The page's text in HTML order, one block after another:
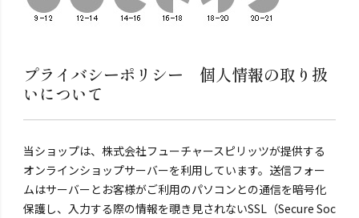
プライバシーポリシー 個人情報の取り扱
いについて
当ショップは、株式会社フューチャースピリッツが提供する
オンラインショップサーバーを利用しています。送信フォー
ムはサーバーとお客様がご利用のパソコンとの通信を暗号化
保護し、入力する際の情報を覗き見されないSSL（Secure Soc